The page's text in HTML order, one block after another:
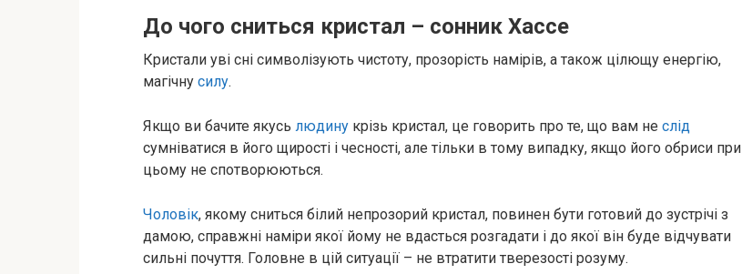
До чого сниться кристал – сонник Хассе
Кристали уві сні символізують чистоту, прозорість намірів, а також цілющу енергію,
магічну силу.
Якщо ви бачите якусь людину крізь кристал, це говорить про те, що вам не слід
сумніватися в його щирості і чесності, але тільки в тому випадку, якщо його обриси при
цьому не спотворюються.
Чоловік, якому сниться білий непрозорий кристал, повинен бути готовий до зустрічі з
дамою, справжні наміри якої йому не вдасться розгадати і до якої він буде відчувати
сильні почуття. Головне в цій ситуації – не втратити тверезості розуму.